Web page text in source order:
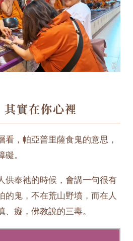
實在你心裡
看，帕亞普里薩食鬼的意思，
。
供奉祂的時候，會講一句很有
的鬼，不在荒山野墳，而在人
癡，佛教說的三毒。